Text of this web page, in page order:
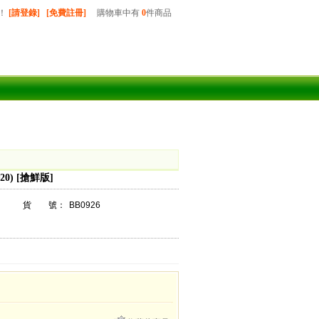
購物車中有 0件商品
！ [請登錄] [免費註冊]
[搶鮮版]
貨 號：
BB0926